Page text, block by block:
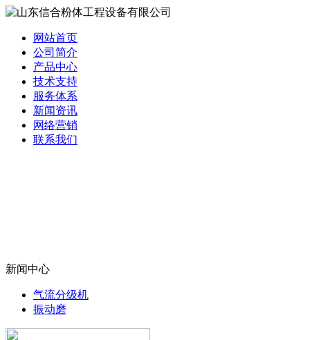
网站首页
公司简介
产品中心
技术支持
服务体系
新闻资讯
网络营销
联系我们
新闻中心
气流分级机
振动磨